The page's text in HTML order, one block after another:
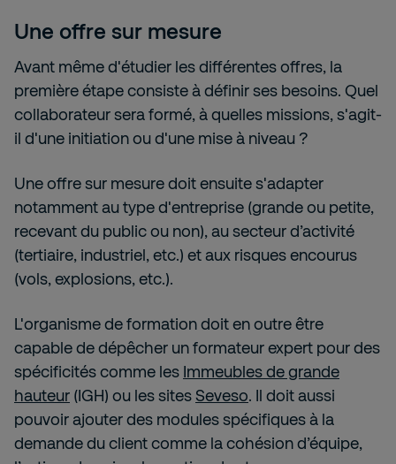
Une offre sur mesure
Avant même d'étudier les différentes offres, la
première étape consiste à définir ses besoins. Quel
collaborateur sera formé, à quelles missions, s'agit-
il d'une initiation ou d'une mise à niveau ?
Une offre sur mesure doit ensuite s'adapter
notamment au type d'entreprise (grande ou petite,
recevant du public ou non), au secteur d’activité
(tertiaire, industriel, etc.) et aux risques encourus
(vols, explosions, etc.).
L'organisme de formation doit en outre être
capable de dépêcher un formateur expert pour des
spécificités comme les Immeubles de grande
hauteur (IGH) ou les sitesSeveso. Il doit aussi
pouvoir ajouter des modules spécifiques à la
demande du client comme la cohésion d’équipe,